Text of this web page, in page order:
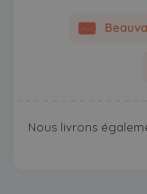
Nous livrons